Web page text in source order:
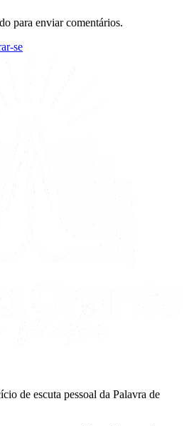
para enviar comentários.
se
de escuta pessoal da Palavra de